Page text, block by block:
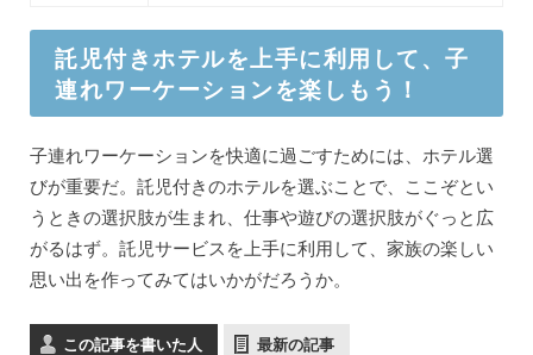
託児付きホテルを上手に利用して、子
連れワーケーションを楽しもう！
子連れワーケーションを快適に過ごすためには、ホテル選
びが重要だ。託児付きのホテルを選ぶことで、ここぞとい
うときの選択肢が生まれ、仕事や遊びの選択肢がぐっと広
がるはず。託児サービスを上手に利用して、家族の楽しい
思い出を作ってみてはいかがだろうか。
この記事を書いた人 最新の記事